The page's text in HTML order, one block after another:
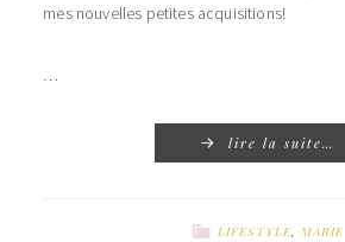
mes nouvelles petites acquisitions!
…
lire la suite…
LIFESTYLE, MARIE